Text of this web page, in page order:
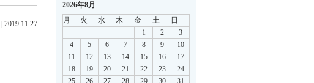
2019.11.27
2026年8月
月
火 水 木 金 土
日
1
2
3
4
5 6 7 8 9
10
11
12 13 14 15 16
17
18
19 20 21 22 23
24